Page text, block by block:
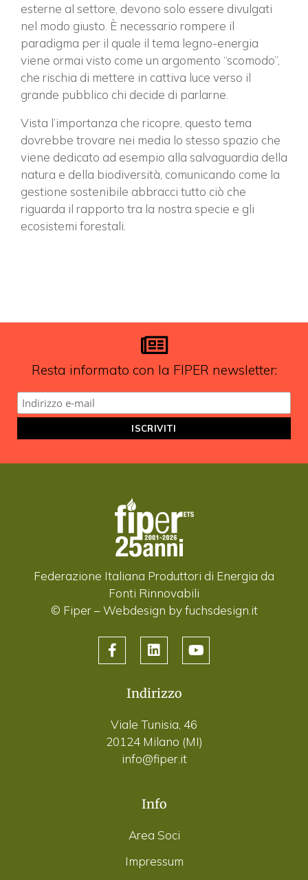
esterne al settore, devono solo essere divulgati
nel modo giusto. È necessario rompere il
paradigma per il quale il tema legno-energia
viene ormai visto come un argomento “scomodo”,
che rischia di mettere in cattiva luce verso il
grande pubblico chi decide di parlarne.
Vista l’importanza che ricopre, questo tema
dovrebbe trovare nei media lo stesso spazio che
viene dedicato ad esempio alla salvaguardia della
natura e della biodiversità, comunicando come la
gestione sostenibile abbracci tutto ciò che
riguarda il rapporto tra la nostra specie e gli
ecosistemi forestali.
Resta informato con la FIPER newsletter:
Federazione Italiana Produttori di Energia da
Fonti Rinnovabili
© Fiper –Webdesign by fuchsdesign.it
Indirizzo
Viale Tunisia, 46
20124 Milano (MI)
info@fiper.it
Info
Area Soci
Impressum